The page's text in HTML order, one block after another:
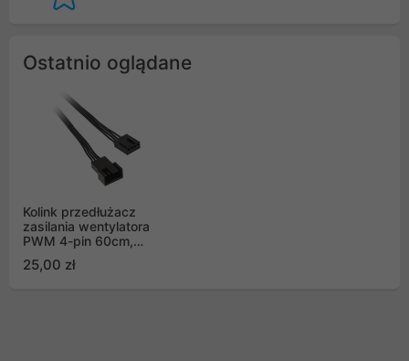
Ostatnio oglądane
Kolink przedłużacz
zasilania wentylatora
PWM 4-pin 60cm,
25,00 zł